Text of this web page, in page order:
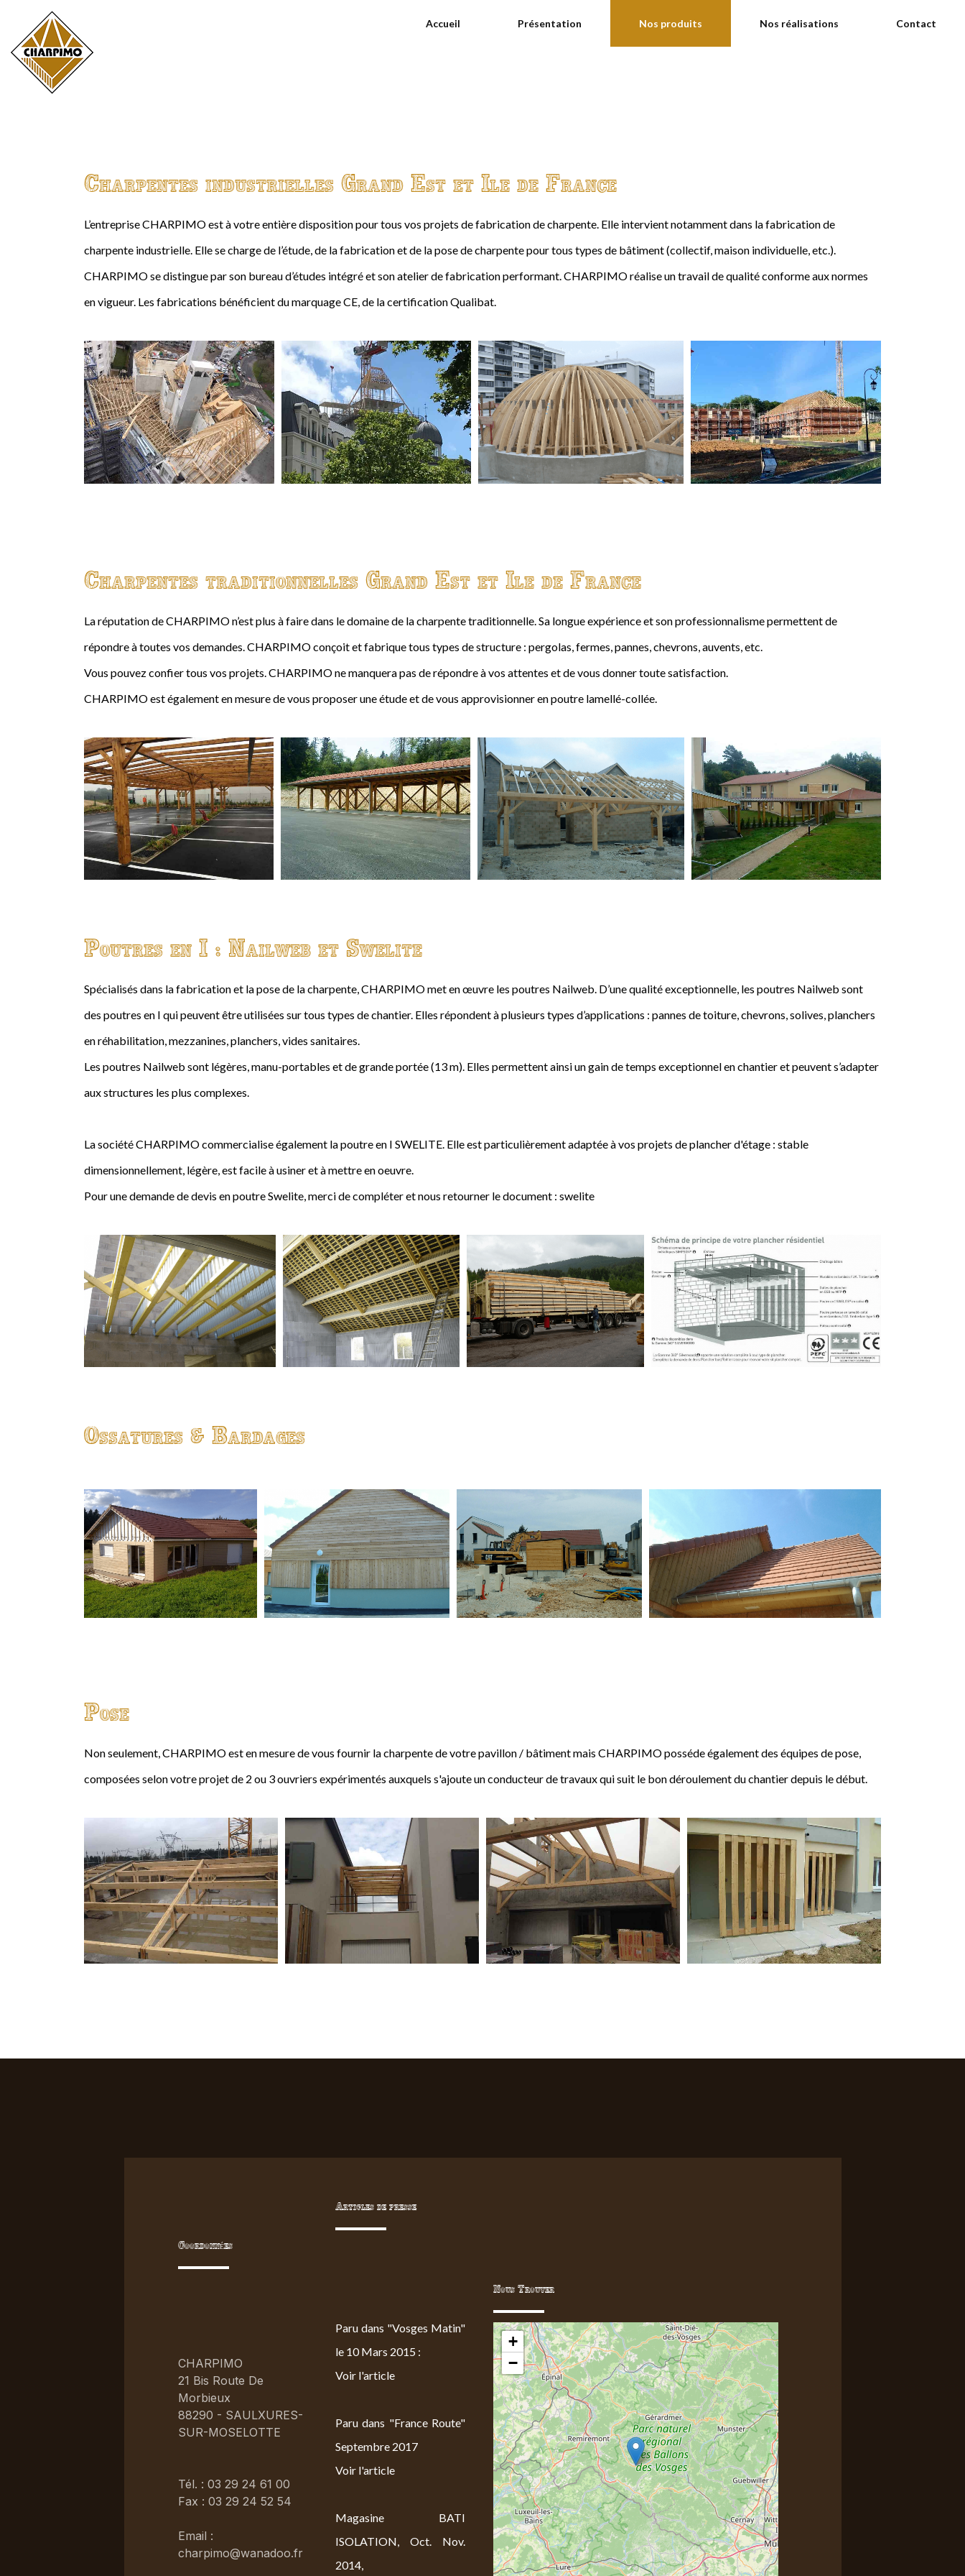
Accueil Présentation Nos produits Nos réalisations Contact
Charpentes industrielles Grand Est et Ile de France
L’entreprise CHARPIMO est à votre entière disposition pour tous vos projets de fabrication de charpente. Elle intervient notamment dans la fabrication de
charpente industrielle. Elle se charge de l’étude, de la fabrication et de la pose de charpente pour tous types de bâtiment (collectif, maison individuelle, etc.).
CHARPIMO se distingue par son bureau d’études intégré et son atelier de fabrication performant. CHARPIMO réalise un travail de qualité conforme aux normes
en vigueur. Les fabrications bénéficient du marquage CE, de la certification Qualibat.
Charpentes traditionnelles Grand Est et Ile de France
La réputation de CHARPIMO n’est plus à faire dans le domaine de la charpente traditionnelle. Sa longue expérience et son professionnalisme permettent de
répondre à toutes vos demandes. CHARPIMO conçoit et fabrique tous types de structure : pergolas, fermes, pannes, chevrons, auvents, etc.
Vous pouvez confier tous vos projets. CHARPIMO ne manquera pas de répondre à vos attentes et de vous donner toute satisfaction.
CHARPIMO est également en mesure de vous proposer une étude et de vous approvisionner en poutre lamellé-collée.
Poutres en I : Nailweb et Swelite
Spécialisés dans la fabrication et la pose de la charpente, CHARPIMO met en œuvre les poutres Nailweb. D’une qualité exceptionnelle, les poutres Nailweb sont
des poutres en I qui peuvent être utilisées sur tous types de chantier. Elles répondent à plusieurs types d’applications : pannes de toiture, chevrons, solives, planchers
en réhabilitation, mezzanines, planchers, vides sanitaires.
Les poutres Nailweb sont légères, manu-portables et de grande portée (13 m). Elles permettent ainsi un gain de temps exceptionnel en chantier et peuvent s’adapter
aux structures les plus complexes.
La société CHARPIMO commercialise également la poutre en I SWELITE. Elle est particulièrement adaptée à vos projets de plancher d'étage : stable
dimensionnellement, légère, est facile à usiner et à mettre en oeuvre.
Pour une demande de devis en poutre Swelite, merci de compléter et nous retourner le document : swelite
Ossatures & Bardages
Pose
Non seulement, CHARPIMO est en mesure de vous fournir la charpente de votre pavillon / bâtiment mais CHARPIMO posséde également des équipes de pose,
composées selon votre projet de 2 ou 3 ouvriers expérimentés auxquels s'ajoute un conducteur de travaux qui suit le bon déroulement du chantier depuis le début.
Coordonnées
CHARPIMO
21 Bis Route De
Morbieux
88290 - SAULXURES-
SUR-MOSELOTTE
Tél. : 03 29 24 61 00
Fax : 03 29 24 52 54
Email :
charpimo@wanadoo.fr
Articles de presse
Paru dans "Vosges Matin"
le 10 Mars 2015 :
Voir l'article
Paru dans "France Route"
Septembre 2017
Voir l'article
Magasine BATI
ISOLATION, Oct. Nov.
2014,
Nous Trouver
+
−